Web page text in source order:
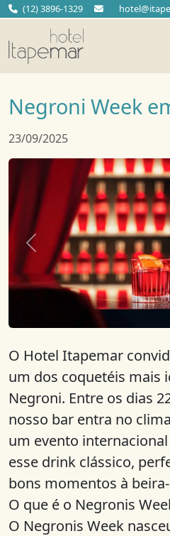
(12) 3896-1329
Negroni Week
23/09/2025
O Hotel Itapemar
um dos coquetéis mais
Negroni. Entre os dias
nosso bar entra no
um evento
esse drink clássico,
bons momentos à
O que é o Negronis
O Negronis Week